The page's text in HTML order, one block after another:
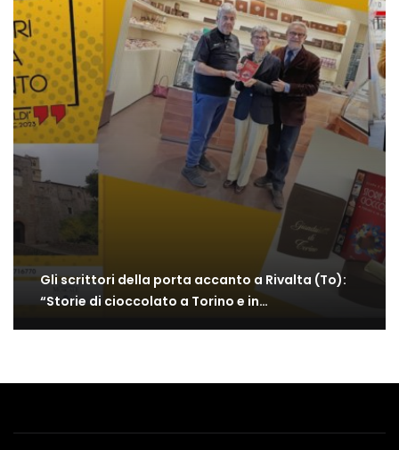
Gli scrittori della porta accanto a Rivalta (To):
“Storie di cioccolato a Torino e in…